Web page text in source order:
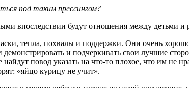
под таким прессингом?
впоследствии будут отношения между детьми и
тепла, похвалы и поддержки. Они очень
и подчеркивать свои лучшие
повод указать на что-то плохое, что им
«яйцо курицу не учит».